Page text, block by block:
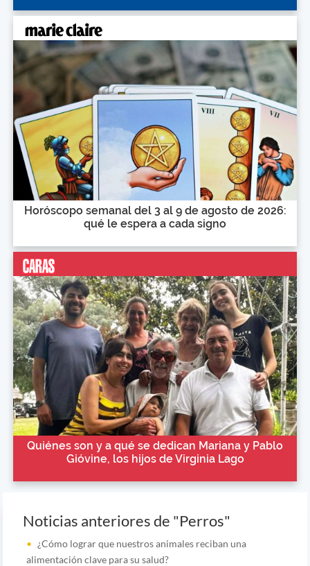
Horóscopo semanal del 3 al 9 de agosto de 2026:
qué le espera a cada signo
Quiénes son y a qué se dedican Mariana y Pablo
Gióvine, los hijos de Virginia Lago
Noticias anteriores de "Perros"
¿Cómo lograr que nuestros animales reciban una
alimentación clave para su salud?